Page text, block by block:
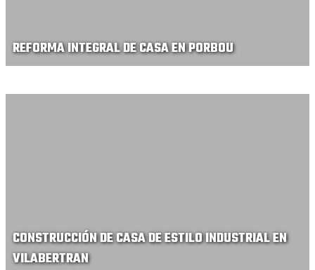
REFORMA INTEGRAL DE CASA EN PORBOU
CONSTRUCCIÓN DE CASA DE ESTILO INDUSTRIAL EN
VILABERTRAN